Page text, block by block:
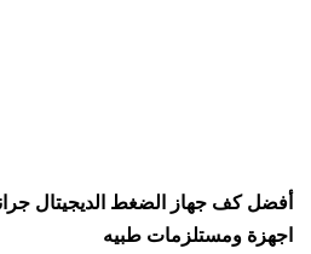
أفضل كف جهاز الضغط الديجيتال
اجهزة ومستلزمات طبيه